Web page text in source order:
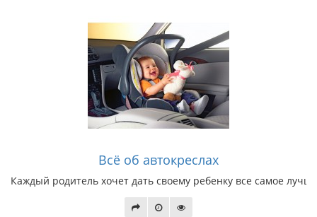
Всё об автокреслах
Каждый родитель хочет дать своему ребенку все самое